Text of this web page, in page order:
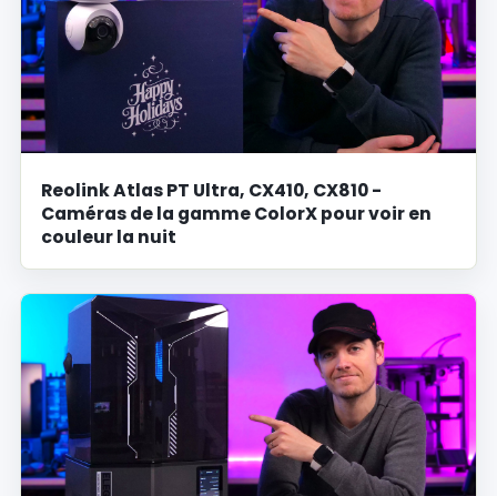
Reolink Atlas PT Ultra, CX410, CX810 -
Caméras de la gamme ColorX pour voir en
couleur la nuit